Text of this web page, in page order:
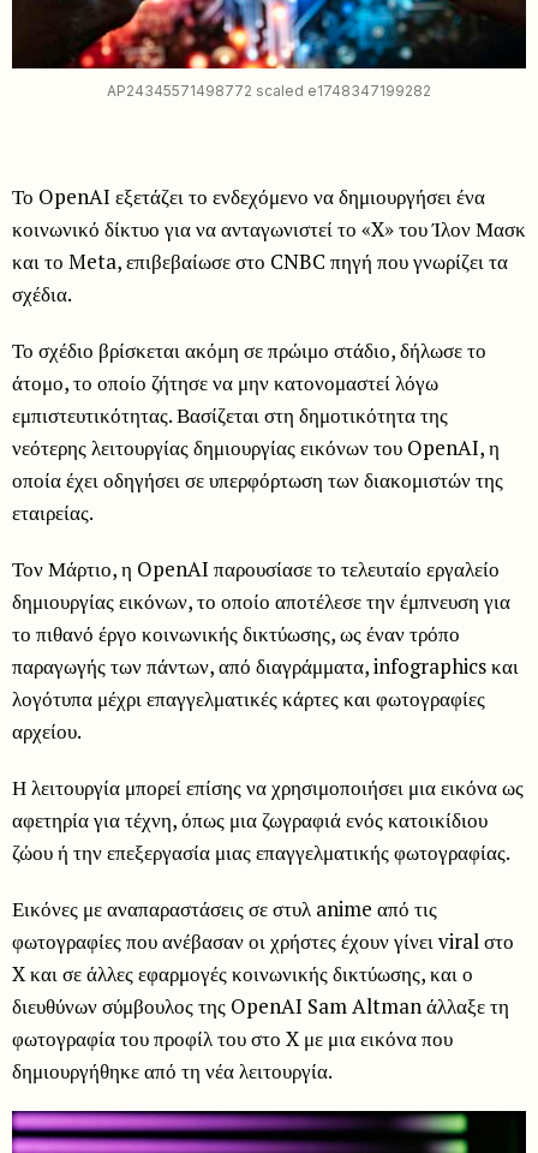
AP24345571498772 scaled e1748347199282
Το OpenAI εξετάζει το ενδεχόμενο να δημιουργήσει ένα
κοινωνικό δίκτυο για να ανταγωνιστεί το «X» του Ίλον Μασκ
και το Meta, επιβεβαίωσε στο CNBC πηγή που γνωρίζει τα
σχέδια.
Το σχέδιο βρίσκεται ακόμη σε πρώιμο στάδιο, δήλωσε το
άτομο, το οποίο ζήτησε να μην κατονομαστεί λόγω
εμπιστευτικότητας. Βασίζεται στη δημοτικότητα της
νεότερης λειτουργίας δημιουργίας εικόνων του OpenAI, η
οποία έχει οδηγήσει σε υπερφόρτωση των διακομιστών της
εταιρείας.
Τον Μάρτιο, η OpenAI παρουσίασε το τελευταίο εργαλείο
δημιουργίας εικόνων, το οποίο αποτέλεσε την έμπνευση για
το πιθανό έργο κοινωνικής δικτύωσης, ως έναν τρόπο
παραγωγής των πάντων, από διαγράμματα, infographics και
λογότυπα μέχρι επαγγελματικές κάρτες και φωτογραφίες
αρχείου.
Η λειτουργία μπορεί επίσης να χρησιμοποιήσει μια εικόνα ως
αφετηρία για τέχνη, όπως μια ζωγραφιά ενός κατοικίδιου
ζώου ή την επεξεργασία μιας επαγγελματικής φωτογραφίας.
Εικόνες με αναπαραστάσεις σε στυλ anime από τις
φωτογραφίες που ανέβασαν οι χρήστες έχουν γίνει viral στο
X και σε άλλες εφαρμογές κοινωνικής δικτύωσης, και ο
διευθύνων σύμβουλος της OpenAI Sam Altman άλλαξε τη
φωτογραφία του προφίλ του στο X με μια εικόνα που
δημιουργήθηκε από τη νέα λειτουργία.